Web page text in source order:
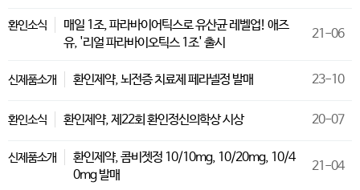
환인소식
매일 1조, 파라바이어틱스로 유산균 레벨업! 애즈
유, '리얼 파라바이오틱스 1조' 출시
21-06
신제품소개 환인제약, 뇌전증 치료제 페라넬정 발매 23-10
환인소식 환인제약, 제22회 환인정신의학상 시상 20-07
신제품소개
환인제약, 콤비젯정 10/10mg, 10/20mg, 10/4
0mg 발매
21-04